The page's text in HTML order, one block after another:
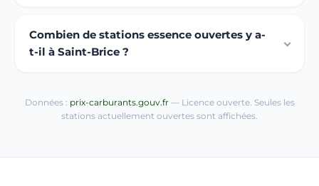
Combien de stations essence ouvertes y a-
t-il à Saint-Brice ?
Données : prix-carburants.gouv.fr— Licence ouverte. Seules les
stations actuellement ouvertes sont affichées.